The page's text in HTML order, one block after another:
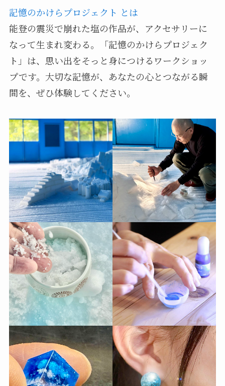
記憶のかけらプロジェクト とは
能登の震災で崩れた塩の作品が、アクセサリーに
なって生まれ変わる。「記憶のかけらプロジェク
ト」は、思い出をそっと身につけるワークショッ
プです。大切な記憶が、あなたの心とつながる瞬
間を、ぜひ体験してください。